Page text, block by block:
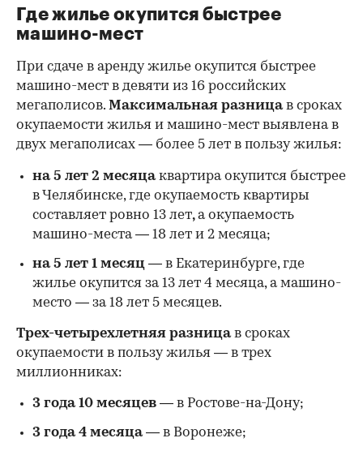
Где жилье окупится быстрее
машино-мест
При сдаче в аренду жилье окупится быстрее
машино-мест в девяти из 16 российских
мегаполисов. Максимальная разницав сроках
окупаемости жилья и машино-мест выявлена в
двух мегаполисах — более 5 лет в пользу жилья:
на 5 лет 2 месяцаквартира окупится быстрее
в Челябинске, где окупаемость квартиры
составляет ровно 13 лет,а окупаемость
машино-места — 18 лет и 2 месяца;
на 5 лет 1 месяц — в Екатеринбурге, где
жилье окупится за 13 лет 4 месяца, а машино-
место — за 18 лет 5 месяцев.
Трех-четырехлетняя разницав сроках
окупаемости в пользу жилья — в трех
миллионниках:
3 года 10 месяцев — в Ростове-на-Дону;
3 года 4 месяца— в Воронеже;